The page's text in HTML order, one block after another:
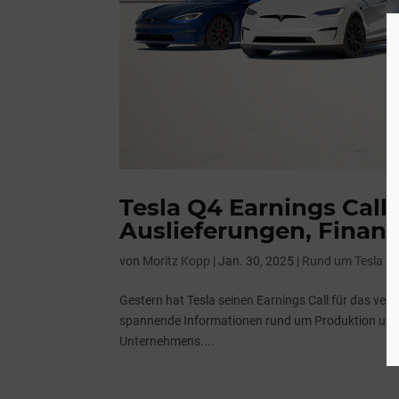
Tesla Q4 Earnings
Auslieferungen,
von Moritz Kopp |Jan. 30, 2025 | Rund um Tesla
Gestern hat Tesla seinen Earnings Call für das
spannende Informationen rund um Produktion
Unternehmens....